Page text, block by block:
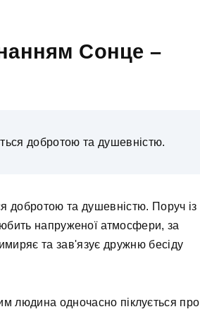
Сонце –
добротою та душевністю.
добротою та душевністю. Поруч із
напруженої атмосфери, за
та зав'язує дружню бесіду
людина одночасно піклується про